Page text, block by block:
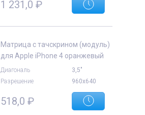
1 231,0 ₽
Матрица с тачскрином (модуль)
для Apple iPhone 4 оранжевый
Диагональ
3,5"
Разрешение
960x640
518,0 ₽